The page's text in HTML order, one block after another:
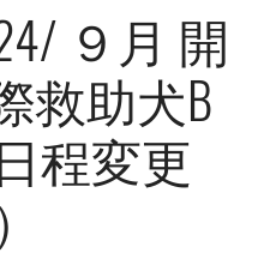
９月 開
救助犬B
程変更